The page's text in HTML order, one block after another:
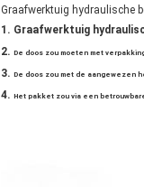
Graafwerktuig hydraulische
Graafwerktuig
De doos zou moeten met
De doos zou met de aangewezen
Het pakket zou via een